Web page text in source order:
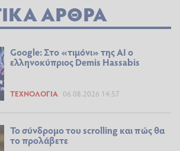
ΆΡΘΡΑ
Google: Στο «τιμόνι» της AI ο
ελληνοκύπριος Demis Hassabis
ΤΕΧΝΟΛΟΓΊΑ 06.08.2026 14:57
Το σύνδρομο του scrolling και πώς θα
το προλάβετε